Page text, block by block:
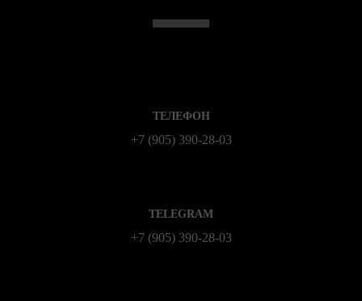
ТЕЛЕФОН
+7 (905) 390-28-03
TELEGRAM
+7 (905) 390-28-03